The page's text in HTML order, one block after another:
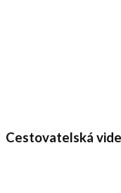
Cestovatelská